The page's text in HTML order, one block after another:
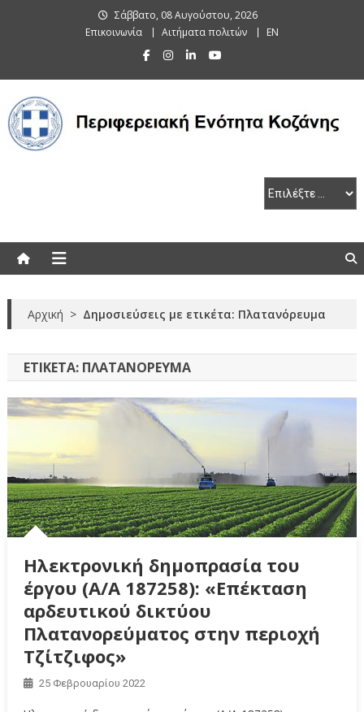
Σάββατο, 08 Αυγούστου, 2026
Επικοινωνία
Αιτήματα πολιτών EN
Αρχική > Δημοσιεύσεις με ετικέτα: Πλατανόρευμα
ΕΤΙΚΈΤΑ: ΠΛΑΤΑΝΌΡΕΥΜΑ
Ηλεκτρονική δημοπρασία του
έργου (Α/Α 187258): «Επέκταση
αρδευτικού δικτύου
Πλατανορεύματος στην περιοχή
Τζίτζιφος»
25 Φεβρουαρίου 2022